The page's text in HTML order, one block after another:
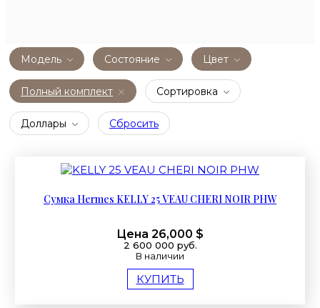
Модель Состояние Цвет
Полный комплект Сортировка
Доллары Сбросить
Сумка Hermes KELLY 25 VEAU CHERI NOIR PHW
Цена 26,000 $
2 600 000 руб.
В наличии
КУПИТЬ